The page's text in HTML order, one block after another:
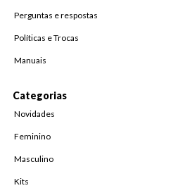
Perguntas e respostas
Políticas e Trocas
Manuais
Categorias
Novidades
Feminino
Masculino
Kits